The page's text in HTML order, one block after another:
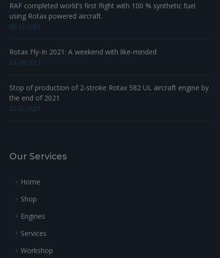
RAF completed world's first flight with 100 % synthetic fuel
using Rotax powered aircraft.
06-12-2021
Rotax Fly-In 2021: A weekend with like-minded
23-08-2021
Stop of production of 2-stroke Rotax 582 UL aircraft engine by
the end of 2021
22-07-2021
Our Services
Home
Shop
Engines
Services
Workshop